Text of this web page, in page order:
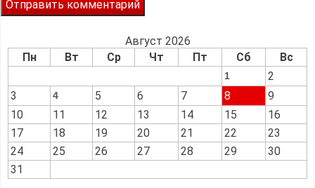
Август 2026
Пн
Вт Ср Чт Пт Сб Вс
1
2
3
4 5 6 7 8
9
10
11 12 13 14 15
16
17
18 19 20 21 22
23
24
25 26 27 28 29
30
31